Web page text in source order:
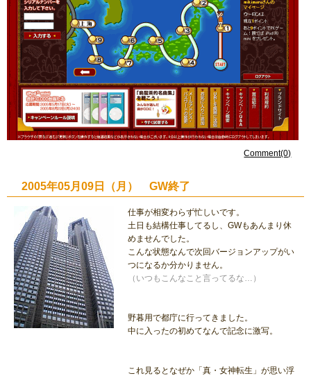
Comment(0)
2005年05月09日（月） GW終了
仕事が相変わらず忙しいです。
土日も結構仕事してるし、GWもあんまり休
めませんでした。
こんな状態なんで次回バージョンアップがい
つになるか分かりません。
（いつもこんなこと言ってるな…）
野暮用で都庁に行ってきました。
中に入ったの初めてなんで記念に激写。
これ見るとなぜか「真・女神転生」が思い浮